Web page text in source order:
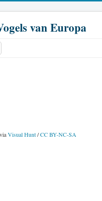
van Europa
viaVisual Hunt/CC BY-NC-SA